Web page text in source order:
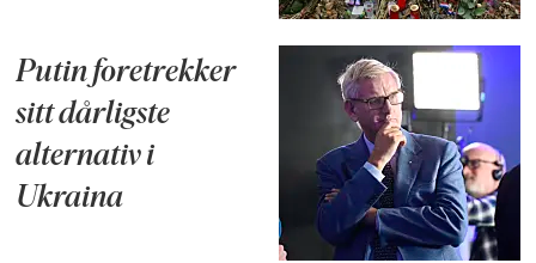
Putin foretrekker
sitt dårligste
alternativ i
Ukraina